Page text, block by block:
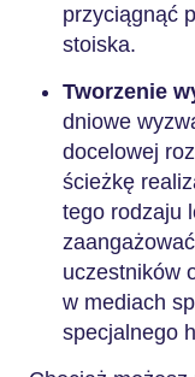
przyciągnąć
stoiska.
Tworzenie
dniowe
docelowej
ścieżkę
tego rodzaju
uczestników
w mediach
specjalnego